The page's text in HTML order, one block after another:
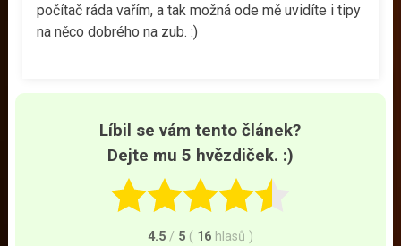
počítač ráda vařím, a tak možná ode mě uvidíte i tipy
na něco dobrého na zub. :)
Líbil se vám tento článek?
Dejte mu 5 hvězdiček. :)
4.5 / 5 ( 16 hlasů )